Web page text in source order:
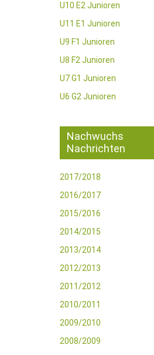
U10 E2 Junioren
U11 E1 Junioren
U9 F1 Junioren
U8 F2 Junioren
U7 G1 Junioren
U6 G2 Junioren
Nachwuchs
Nachrichten
2017/2018
2016/2017
2015/2016
2014/2015
2013/2014
2012/2013
2011/2012
2010/2011
2009/2010
2008/2009